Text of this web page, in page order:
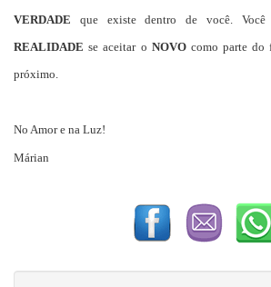
VERDADE que existe dentro de você. Você
REALIDADE se aceitar o NOVOcomo parte do
próximo.
No Amor e na Luz!
Márian